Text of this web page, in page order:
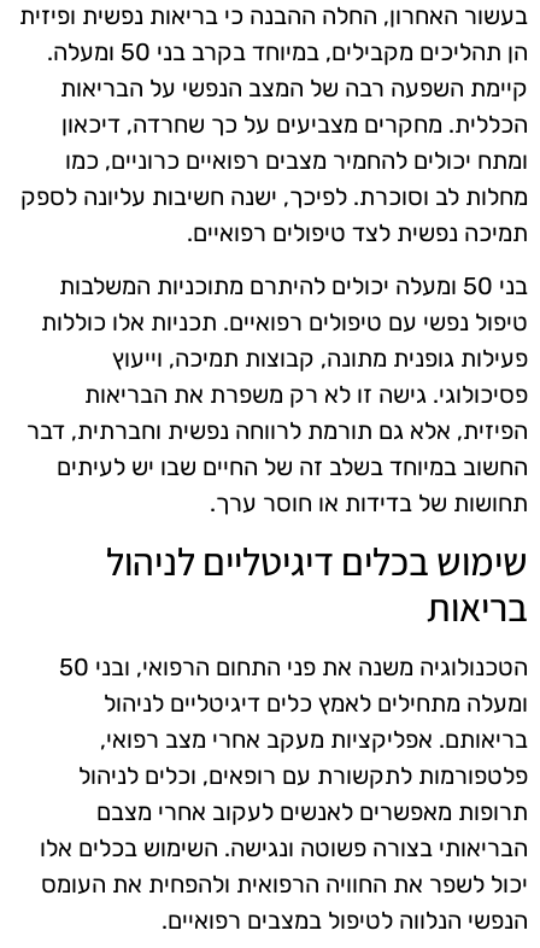
בעשור האחרון, החלה ההבנה כי בריאות נפשית ופיזית
הן תהליכים מקבילים, במיוחד בקרב בני 50 ומעלה.
קיימת השפעה רבה של המצב הנפשי על הבריאות
הכללית. מחקרים מצביעים על כך שחרדה, דיכאון
ומתח יכולים להחמיר מצבים רפואיים כרוניים, כמו
מחלות לב וסוכרת. לפיכך, ישנה חשיבות עליונה לספק
תמיכה נפשית לצד טיפולים רפואיים.
בני 50 ומעלה יכולים להיתרם מתוכניות המשלבות
טיפול נפשי עם טיפולים רפואיים. תכניות אלו כוללות
פעילות גופנית מתונה, קבוצות תמיכה, וייעוץ
פסיכולוגי. גישה זו לא רק משפרת את הבריאות
הפיזית, אלא גם תורמת לרווחה נפשית וחברתית, דבר
החשוב במיוחד בשלב זה של החיים שבו יש לעיתים
תחושות של בדידות או חוסר ערך.
שימוש בכלים דיגיטליים לניהול
בריאות
הטכנולוגיה משנה את פני התחום הרפואי, ובני 50
ומעלה מתחילים לאמץ כלים דיגיטליים לניהול
בריאותם. אפליקציות מעקב אחרי מצב רפואי,
פלטפורמות לתקשורת עם רופאים, וכלים לניהול
תרופות מאפשרים לאנשים לעקוב אחרי מצבם
הבריאותי בצורה פשוטה ונגישה. השימוש בכלים אלו
יכול לשפר את החוויה הרפואית ולהפחית את העומס
הנפשי הנלווה לטיפול במצבים רפואיים.